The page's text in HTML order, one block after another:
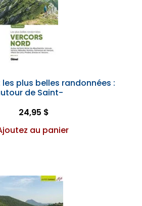
plus belles randonnées :
de Saint-
24,95 $
au panier